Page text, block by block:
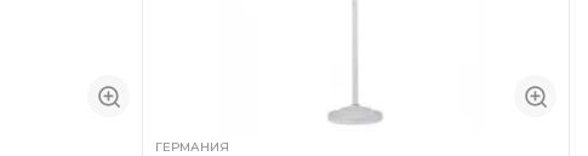
ГЕРМАНИЯ